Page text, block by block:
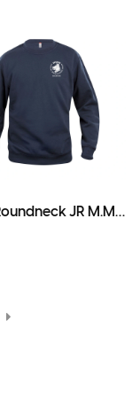
Basic Roundneck JR M.Marin